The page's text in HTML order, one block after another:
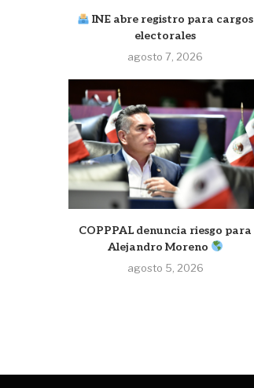
INE abre registro para cargos
electorales
agosto 7, 2026
COPPPAL denuncia riesgo para
Alejandro Moreno
agosto 5, 2026